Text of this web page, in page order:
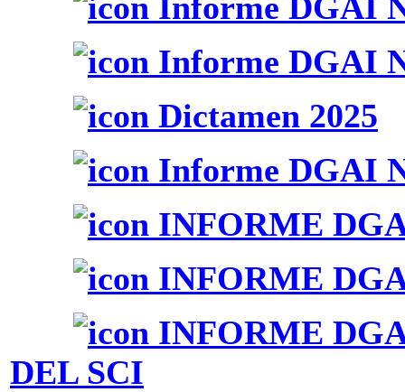
Informe DGAI
Dictamen 2025
Informe DGAI
INFORME
INFORME
INFORME
DEL SCI